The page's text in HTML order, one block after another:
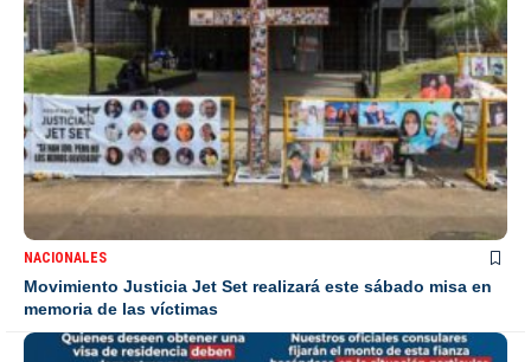
NACIONALES
Movimiento Justicia Jet Set realizará este sábado misa en
memoria de las víctimas